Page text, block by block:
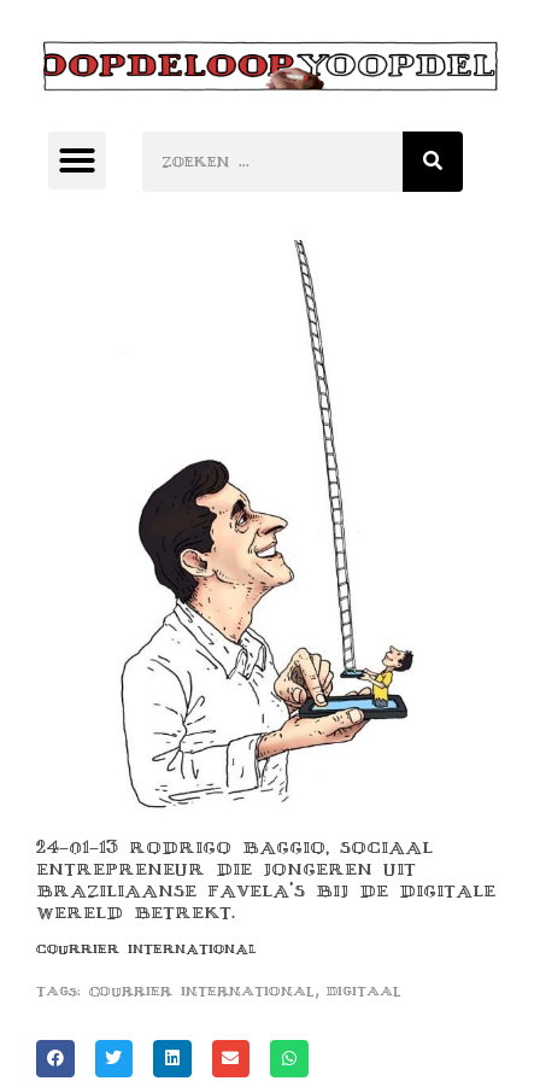
24-01-13 RODRIGO BAGGIO, SOCIAAL
ENTREPRENEUR DIE JONGEREN UIT
BRAZILIAANSE FAVELA’S BIJ DE DIGITALE
WERELD BETREKT.
COURRIER INTERNATIONAL
Tags: courrier international , digitaal